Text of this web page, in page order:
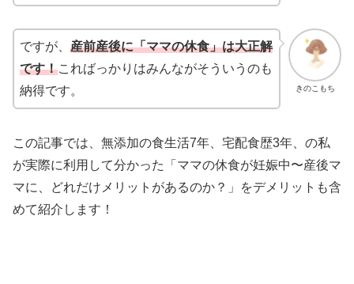
きのこもち
ですが、 産前産後に「ママの休食」は大正解
です！こればっかりはみんながそういうのも
納得です。
この記事では、無添加の食生活7年、宅配食歴3年、の私
が実際に利用して分かった「ママの休食が妊娠中〜産後マ
マに、どれだけメリットがあるのか？」をデメリットも含
めて紹介します！